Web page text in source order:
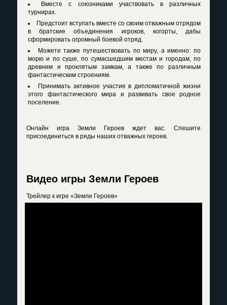
Вместе с союзниками участвовать в различных
турнирах.
Предстоит вступать вместе со своим отважным отрядом
в братские объединения игроков, когорты, дабы
сформировать огромный боевой отряд.
Можете также путешествовать по миру, а именно: по
морю и по суше, по сумасшедшим местам и городам, по
древним и проклятым замкам, а также по различным
фантастическим строениям.
Принимать активное участие в дипломатичной жизни
этого фантастического мира и развивать свое родное
поселение.
Онлайн игра Земли Героев ждет вас. Спешите
присоединиться в ряды наших отважных героев.
Видео игры Земли Героев
Трейлер к игре «Земли Героев»